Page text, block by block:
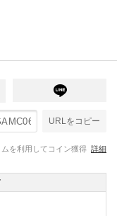
URLをコピー
を利用してコイン獲得 詳細